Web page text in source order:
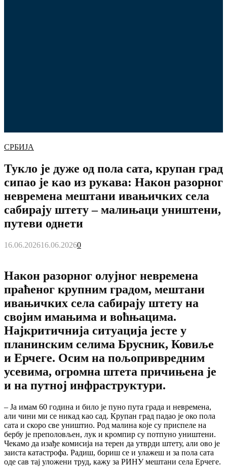
СРБИЈА
Тукло је дуже од пола сата, крупан град
сипао је као из рукава: Након разорног
невремена мештани ивањичких села
сабирају штету – малињаци уништени,
путеви однети
16.06.202616.06.20260
Након разорног олујног невремена
праћеног крупним градом, мештани
ивањичких села сабирају штету на
својим имањима и воћњацима.
Најкритичнија ситуација јесте у
планинским селима Брусник, Ковиље
и Ерчеге. Осим на пољопривредним
усевима, огромна штета причињена је
и на путној инфраструктури.
– Ја имам 60 година и било је пуно пута града и невремена,
али чини ми се никад као сад. Крупан град падао је око пола
сата и скоро све уништио. Род малина које су приспеле на
бербу је преполовљен, лук и кромпир су потпуно уништени.
Чекамо да изађе комисија на терен да утврди штету, али ово је
заиста катастрофа. Радиш, бориш се и улажеш и за пола сата
оде сав тај уложени труд, кажу за РИНУ мештани села Ерчеге.